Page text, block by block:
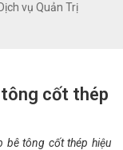
Dịch vụ Quản Trị
tông cốt thép
bê tông cốt thép hiệu